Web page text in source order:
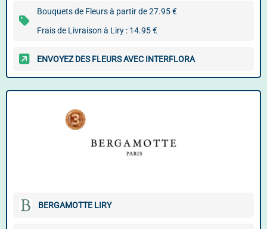
Bouquets de Fleurs à partir de 27.95 €
Frais de Livraison à Liry : 14.95 €
ENVOYEZ DES FLEURS AVEC INTERFLORA
BERGAMOTTE LIRY